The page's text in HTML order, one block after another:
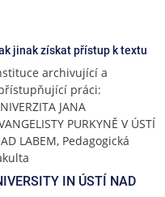
jinak získat přístup k textu
archivující a
práci:
JANA
PURKYNĚ V ÚSTÍ
LABEM, Pedagogická
IN ÚSTÍ NAD